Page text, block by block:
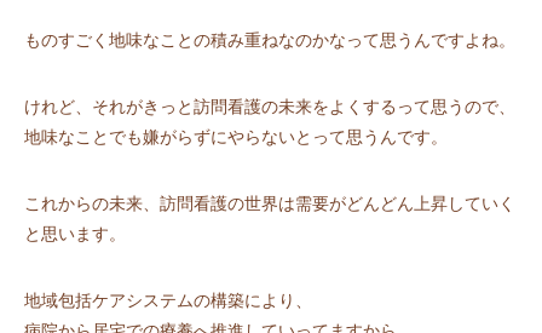
ものすごく地味なことの積み重ねなのかなって思うんですよね。
けれど、それがきっと訪問看護の未来をよくするって思うので、
地味なことでも嫌がらずにやらないとって思うんです。
これからの未来、訪問看護の世界は需要がどんどん上昇していく
と思います。
地域包括ケアシステムの構築により、